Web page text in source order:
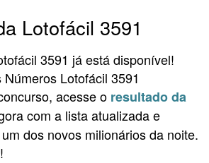
Lotofácil 3591
3591 já está disponível!
Lotofácil 3591
acesse o resultado da
com a lista atualizada e
dos novos milionários da noite.